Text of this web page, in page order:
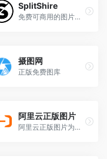
SplitShire
免费可商用的图片库，更有视频素材资源
摄图网
正版免费图库
阿里云正版图片
阿里云正版图片为用户提供海量正版图片，一次购买，永久使用